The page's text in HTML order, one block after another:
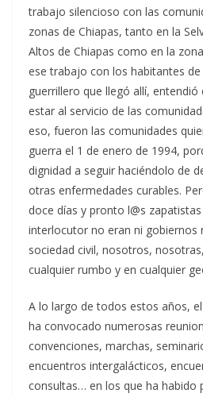
trabajo silencioso con las
zonas de Chiapas, tanto en la
Altos de Chiapas como en la
ese trabajo con los habitantes
guerrillero que llegó allí, entendió
estar al servicio de las
eso, fueron las comunidades
guerra el 1 de enero de 1994,
dignidad a seguir haciéndolo de
otras enfermedades curables.
doce días y pronto l@s
interlocutor no eran ni gobiernos
sociedad civil, nosotros,
cualquier rumbo y en cualquier
A lo largo de todos estos años,
ha convocado numerosas
convenciones, marchas,
encuentros intergalácticos,
consultas… en los que ha habido